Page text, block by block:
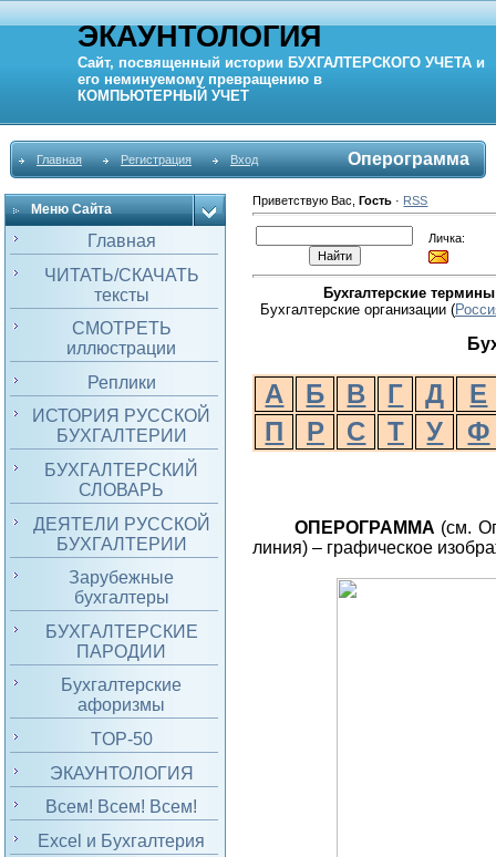
ЭКАУНТОЛОГИЯ
Сайт, посвященный истории БУХГАЛТЕРСКОГО УЧЕТА и
его неминуемому превращению в
КОМПЬЮТЕРНЫЙ УЧЕТ
Главная Регистрация Вход Оперограмма
Меню Сайта
Главная
ЧИТАТЬ/СКАЧАТЬ
тексты
СМОТРЕТЬ
иллюстрации
Реплики
ИСТОРИЯ РУССКОЙ
БУХГАЛТЕРИИ
БУХГАЛТЕРСКИЙ
СЛОВАРЬ
ДЕЯТЕЛИ РУССКОЙ
БУХГАЛТЕРИИ
Зарубежные
бухгалтеры
БУХГАЛТЕРСКИЕ
ПАРОДИИ
Бухгалтерские
афоризмы
TOP-50
ЭКАУНТОЛОГИЯ
Всем! Всем! Всем!
Excel и Бухгалтерия
Приветствую Вас ,Гость · RSS
Личка:
Бухгалтерские термины
Бухгалтерские организации (
А Б В Г Д
Е
П
Р С Т У Ф
ОПЕРОГРАММА (см.
линия) – графическое